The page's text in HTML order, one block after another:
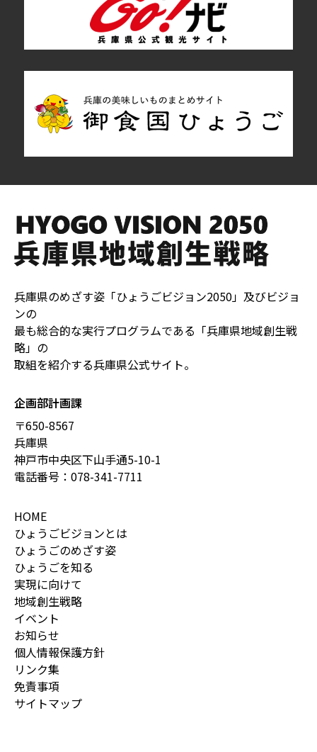
兵庫県のめざす姿「ひょうごビジョン2050」及びビジョ
ンの
最も総合的な実行プログラムである「兵庫県地域創生戦
略」の
取組を紹介する兵庫県公式サイト。
企画部計画課
〒650-8567
兵庫県
神戸市中央区下山手通5-10-1
電話番号： 078-341-7711
HOME
ひょうごビジョンとは
ひょうごのめざす姿
ひょうごを知る
実現に向けて
地域創生戦略
イベント
お知らせ
個人情報保護方針
リンク集
免責事項
サイトマップ